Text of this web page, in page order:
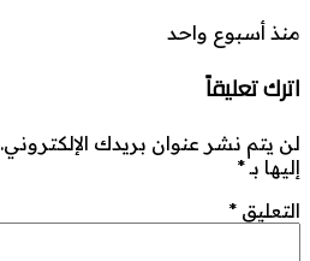
منذ أسبوع واحد
اترك تعليقاً
لن يتم نشر عنوان بريدك الإلكتروني.
إليها بـ*
التعليق *